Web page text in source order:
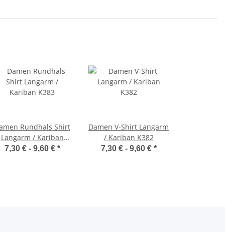
Rundhals Shirt
Langarm / Kariban
K383
7,30 € - 9,60 € *
Damen V-Shirt Langarm
/ Kariban K382
7,30 € - 9,60 € *